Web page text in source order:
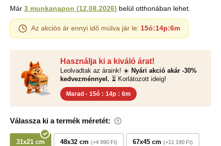
Használja ki a kiváló árat!
Leolvadtak az áraink! ☀️ Nyári akció akár -30%
kedvezménnyel. ⏳ Korlátozott ideig!
Marad - 15ó : 14p : 5m
Válassza ki a termék méretét:
31x21 cm 48x32 cm +4 990 Ft 67x45 cm +11 190 Ft
Már 3 munkanapon (12.08.2026) belül otthonában lehet.
Az akciós ár ennyi idő múlva jár le: 15ó:14p:5m